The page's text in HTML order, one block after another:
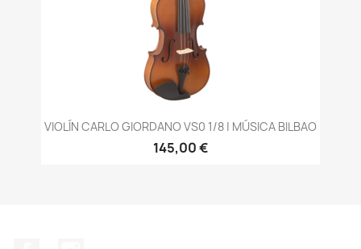
VIOLÍN CARLO GIORDANO VS0 1/8 | MÚSICA BILBAO
145,00 €